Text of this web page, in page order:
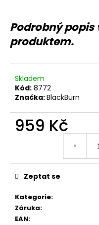
Podrobný popis
produktem.
Skladem
Kód: 8772
Značka:BlackBurn
959 Kč
Kategorie:
Záruka:
EAN:
Zeptat se